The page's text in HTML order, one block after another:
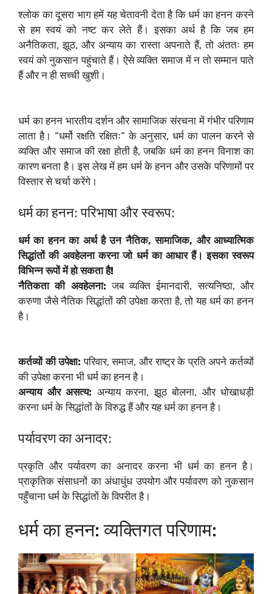
श्लोक का दूसरा भाग हमें यह चेतावनी देता है कि धर्म का हनन करने
से हम स्वयं को नष्ट कर लेते हैं। इसका अर्थ है कि जब हम
अनैतिकता, झूठ, और अन्याय का रास्ता अपनाते हैं, तो अंततः हम
स्वयं को नुकसान पहुंचाते हैं। ऐसे व्यक्ति समाज में न तो सम्मान पाते
हैं और न ही सच्ची खुशी।
धर्म का हनन भारतीय दर्शन और सामाजिक संरचना में गंभीर परिणाम
लाता है। “धर्मो रक्षति रक्षितः” के अनुसार, धर्म का पालन करने से
व्यक्ति और समाज की रक्षा होती है, जबकि धर्म का हनन विनाश का
कारण बनता है। इस लेख में हम धर्म के हनन और उसके परिणामों पर
विस्तार से चर्चा करेंगे।
धर्म का हनन: परिभाषा और स्वरूप:
धर्म का हनन का अर्थ है उन नैतिक, सामाजिक, और आध्यात्मिक
सिद्धांतों की अवहेलना करना जो धर्म का आधार हैं। इसका स्वरूप
विभिन्न रूपों में हो सकता है!
नैतिकता की अवहेलना: जब व्यक्ति ईमानदारी, सत्यनिष्ठा, और
करुणा जैसे नैतिक सिद्धांतों की उपेक्षा करता है, तो यह धर्म का हनन
है।
कर्तव्यों की उपेक्षा: परिवार, समाज, और राष्ट्र के प्रति अपने कर्तव्यों
की उपेक्षा करना भी धर्म का हनन है।
अन्याय और असत्य: अन्याय करना, झूठ बोलना, और धोखाधड़ी
करना धर्म के सिद्धांतों के विरुद्ध हैं और यह धर्म का हनन है।
पर्यावरण का अनादर:
प्रकृति और पर्यावरण का अनादर करना भी धर्म का हनन है।
प्राकृतिक संसाधनों का अंधाधुंध उपयोग और पर्यावरण को नुकसान
पहुँचाना धर्म के सिद्धांतों के विपरीत है।
धर्म का हनन: व्यक्तिगत परिणाम: